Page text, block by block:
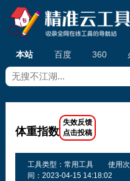
本站 百度 360
体重指数
工具类型：常用工具 使用
间：2023-04-15 14:18:02